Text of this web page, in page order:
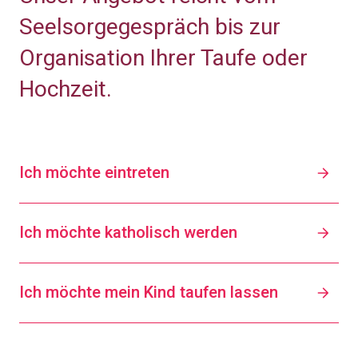
Seelsorgegespräch bis zur
Organisation Ihrer Taufe oder
Hochzeit.
Ich möchte eintreten
Ich möchte katholisch werden
Ich möchte mein Kind taufen lassen